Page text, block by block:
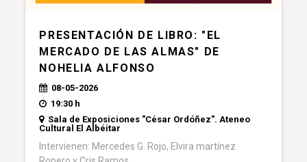
PRESENTACIÓN DE LIBRO: "EL
MERCADO DE LAS ALMAS" DE
NOHELIA ALFONSO
08-05-2026
19:30 h
Sala de Exposiciones "César Ordóñez". Ateneo
Cultural El Albéitar
Intervienen: Mercedes G. Rojo, Elvira martínez